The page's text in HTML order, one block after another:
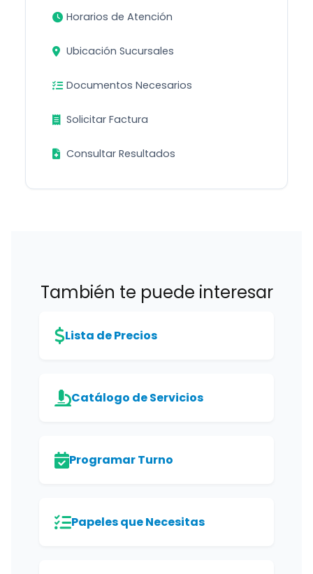
Horarios de Atención
Ubicación Sucursales
Documentos Necesarios
Solicitar Factura
Consultar Resultados
También te puede interesar
Lista de Precios
Catálogo de Servicios
Programar Turno
Papeles que Necesitas